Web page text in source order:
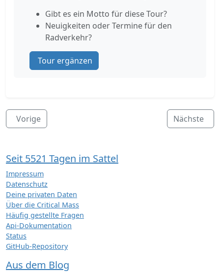
Gibt es ein Motto für diese Tour?
Neuigkeiten oder Termine für den
Radverkehr?
Tour ergänzen
Vorige Nächste
Seit 5521 Tagen im Sattel
Impressum
Datenschutz
Deine privaten Daten
Über die Critical Mass
Häufig gestellte Fragen
Api-Dokumentation
Status
GitHub-Repository
Aus dem Blog